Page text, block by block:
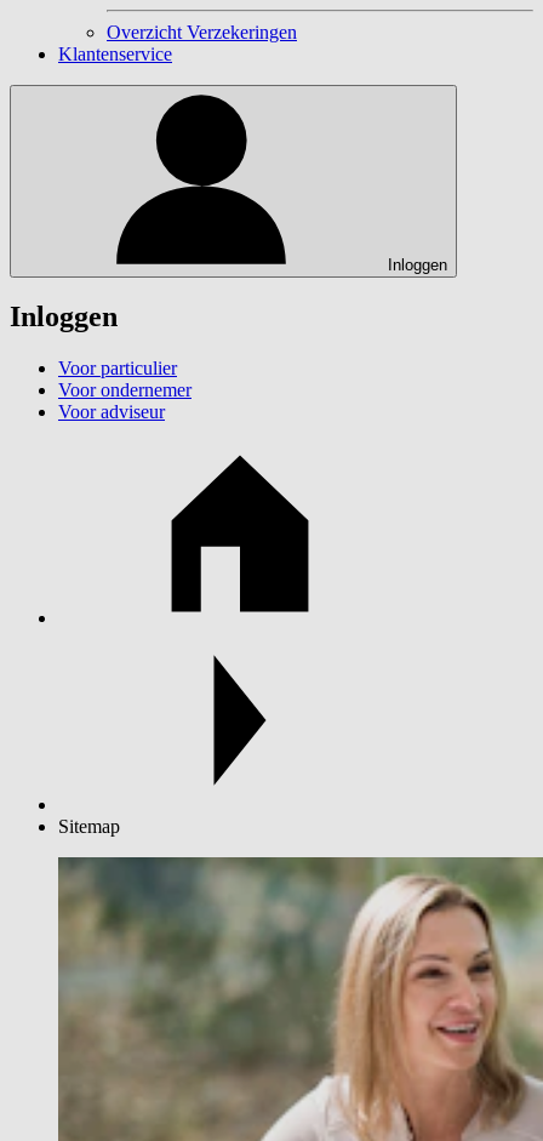
Overzicht Verzekeringen
Klantenservice
Inloggen
Inloggen
Voor particulier
Voor ondernemer
Voor adviseur
Sitemap